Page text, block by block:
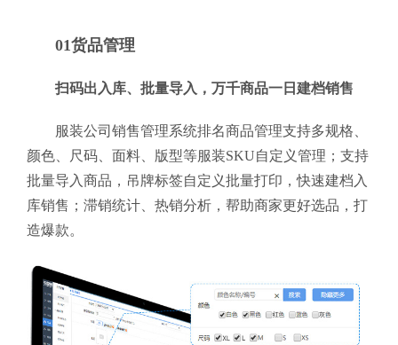
01货品管理
扫码出入库、批量导入，万千商品一日建档销售
服装公司销售管理系统排名商品管理支持多规格、
颜色、尺码、面料、版型等服装SKU自定义管理；支持
批量导入商品，吊牌标签自定义批量打印，快速建档入
库销售；滞销统计、热销分析，帮助商家更好选品，打
造爆款。